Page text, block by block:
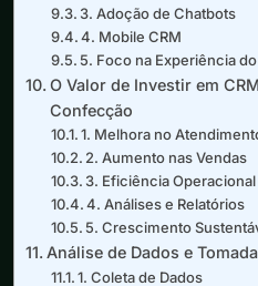
3. Adoção de Chatbots
4. Mobile CRM
5. Foco na Experiência
O Valor de Investir em
Confecção
1. Melhora no
2. Aumento nas Vendas
3. Eficiência Operacional
4. Análises e Relatórios
5. Crescimento
Análise de Dados e
1. Coleta de Dados